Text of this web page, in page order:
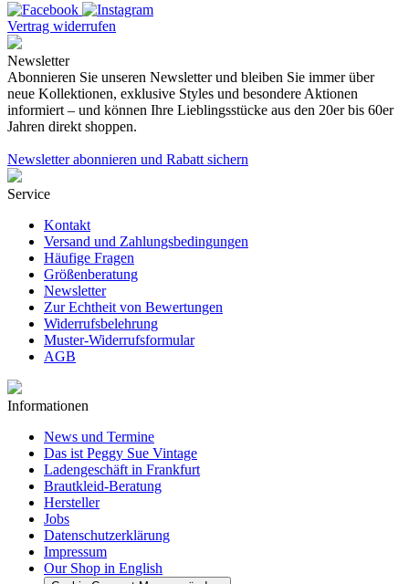
Vertrag widerrufen
Newsletter
Abonnieren Sie unseren Newsletter und bleiben Sie immer über
neue Kollektionen, exklusive Styles und besondere Aktionen
informiert – und können Ihre Lieblingsstücke aus den 20er bis 60er
Jahren direkt shoppen.
Newsletter abonnieren und Rabatt sichern
Service
Kontakt
Versand und Zahlungsbedingungen
Häufige Fragen
Größenberatung
Newsletter
Zur Echtheit von Bewertungen
Widerrufsbelehrung
Muster-Widerrufsformular
AGB
Informationen
News und Termine
Das ist Peggy Sue Vintage
Ladengeschäft in Frankfurt
Brautkleid-Beratung
Hersteller
Jobs
Datenschutzerklärung
Impressum
Our Shop in English